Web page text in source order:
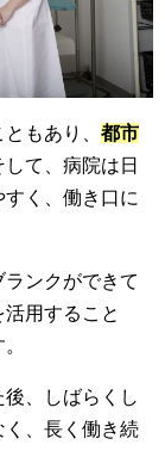
もあり、 都市
して、病院は日
く、働き口に
ンクができて
用すること
、しばらくし
、長く働き続